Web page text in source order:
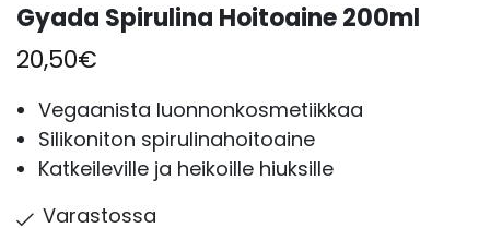
Gyada Spirulina Hoitoaine 200ml
20,50€
Vegaanista luonnonkosmetiikkaa
Silikoniton spirulinahoitoaine
Katkeileville ja heikoille hiuksille
Varastossa